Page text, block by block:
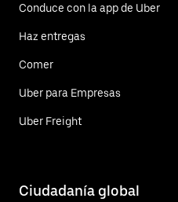
Conduce con la app de Uber
Haz entregas
Comer
Uber para Empresas
Uber Freight
Ciudadanía global